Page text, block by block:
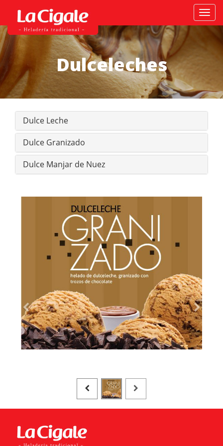
Dulceleches
Dulce Leche
Dulce Granizado
Dulce Manjar de Nuez